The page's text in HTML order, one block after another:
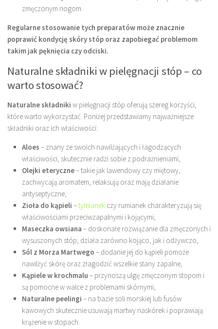
zmęczonym nogom.
Regularne stosowanie tych preparatów może znacznie
poprawić kondycję skóry stóp oraz zapobiegać problemom
takim jak pęknięcia czy odciski.
Naturalne składniki w pielęgnacji stóp – co
warto stosować?
Naturalne składniki w pielęgnacji stóp oferują szereg korzyści,
które warto wykorzystać. Poniżej przedstawiamy najważniejsze
składniki oraz ich właściwości:
Aloes – znany ze swoich nawilżających i łagodzących
właściwości, skutecznie radzi sobie z podrażnieniami,
Olejki eteryczne– takie jak lawendowy czy miętowy,
zachwycają aromatem, relaksują oraz mają działanie
antyseptyczne,
Zioła do kąpieli –tymianek czy rumianek charakteryzują się
właściwościami przeciwzapalnymi i kojącymi,
Maseczka owsiana – doskonałe rozwiązanie dla zmęczonych i
wysuszonych stóp; działa zarówno kojąco, jak i odżywczo,
Sól z Morza Martwego – dodanie jej do kąpieli pomoże
nawilżyć skórę oraz złagodzić wszelkie stany zapalne,
Kąpiele w krochmalu – przynoszą ulgę zmęczonym stopom i
są pomocne w walce z problemami skórnymi,
Naturalne peelingi – na bazie soli morskiej lub fusów
kawowych skutecznie usuwają martwy naskórek i poprawiają
krążenie w stopach.